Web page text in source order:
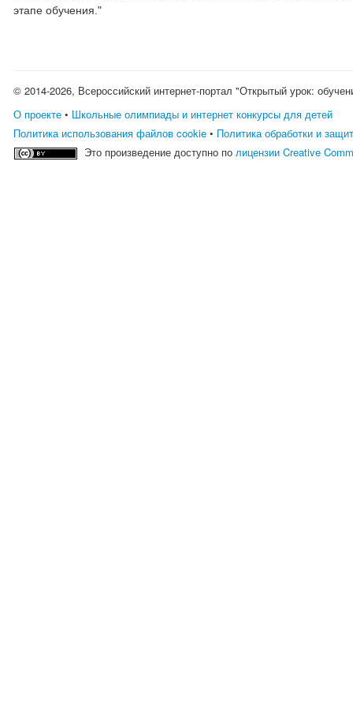
этапе обучения."
© 2014-2026, Всероссийский интернет-портал "Открытый урок:
О проекте • Школьные олимпиады и интернет конкурсы для детей
Политика использования файлов cookie • Политика обработки и
Это произведение доступно полицензии Creative